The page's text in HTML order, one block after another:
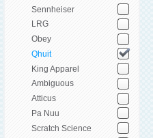
Sennheiser
LRG
Obey
Qhuit
King Apparel
Ambiguous
Atticus
Pa Nuu
Scratch Science